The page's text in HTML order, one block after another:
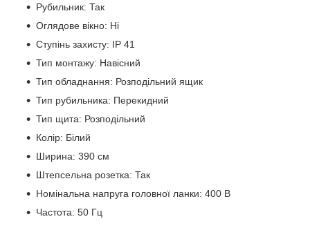
Рубильник: Так
Оглядове вікно: Ні
Ступінь захисту: IP 41
Тип монтажу: Навісний
Тип обладнання: Розподільний ящик
Тип рубильника: Перекидний
Тип щита: Розподільний
Колір: Білий
Ширина: 390 см
Штепсельна розетка: Так
Номінальна напруга головної ланки: 400 В
Частота: 50 Гц